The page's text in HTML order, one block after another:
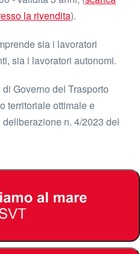
la rivendita).
sia i lavoratori
sia i lavoratori autonomi.
Governo del Trasporto
territoriale ottimale e
n. 4/2023 del